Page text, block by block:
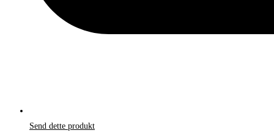
Send dette produkt